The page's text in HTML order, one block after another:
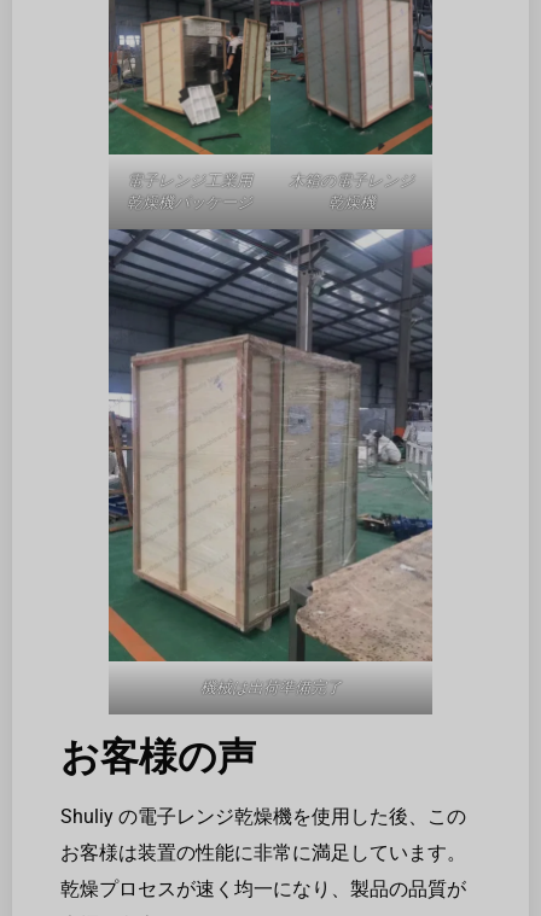
電子レンジ工業用
乾燥機パッケージ
木箱の電子レンジ
乾燥機
機械は出荷準備完了
お客様の声
Shuliy の電子レンジ乾燥機を使用した後、この
お客様は装置の性能に非常に満足しています。
乾燥プロセスが速く均一になり、製品の品質が